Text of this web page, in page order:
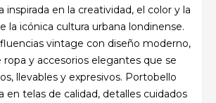
inspirada en la creatividad, el color y la
la icónica cultura urbana londinense.
vintage con diseño moderno,
ropa y accesorios elegantes que se
llevables y expresivos. Portobello
en telas de calidad, detalles cuidados